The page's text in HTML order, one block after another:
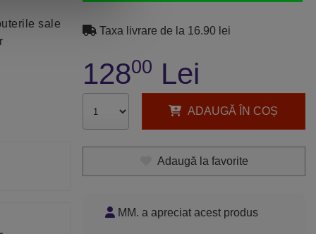
sale
Taxa livrare de la 16.90 lei
12800 Lei
ADAUGĂ ÎN COȘ
Adaugă la favorite
MM. a apreciat acest produs